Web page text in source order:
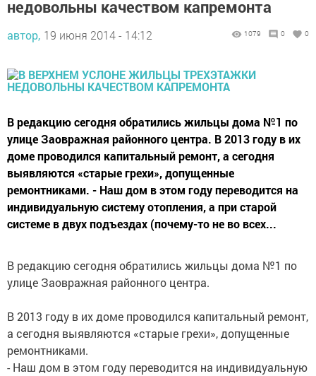
недовольны качеством капремонта
автор, 19 июня 2014 - 14:12 1079 0 0
В редакцию сегодня обратились жильцы дома №1 по
улице Заовражная районного центра. В 2013 году в их
доме проводился капитальный ремонт, а сегодня
выявляются «старые грехи», допущенные
ремонтниками. - Наш дом в этом году переводится на
индивидуальную систему отопления, а при старой
системе в двух подъездах (почему-то не во всех...
В редакцию сегодня обратились жильцы дома №1 по
улице Заовражная районного центра.
В 2013 году в их доме проводился капитальный ремонт,
а сегодня выявляются «старые грехи», допущенные
ремонтниками.
- Наш дом в этом году переводится на индивидуальную